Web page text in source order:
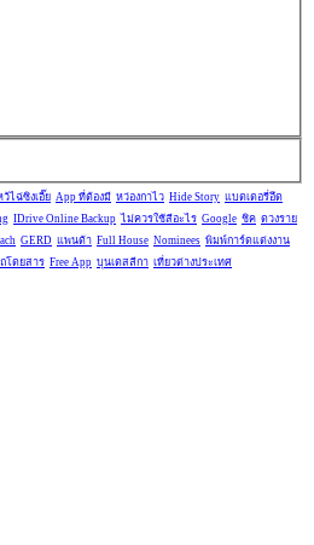
ไฉ่ซิงเอี๊ย App ที่ต้องมี หว่องกาไว Hide Story แบตเตอรี่อึด
IDrive Online Backup ไม่ควรใช้สีอะไร Google ชิค ดวงราย
GERD แพนด้า Full House Nominees พิมพ์การ์ดแต่งงาน
โดยสาร Free App บุนเดสลีกา เที่ยวต่างประเทศ